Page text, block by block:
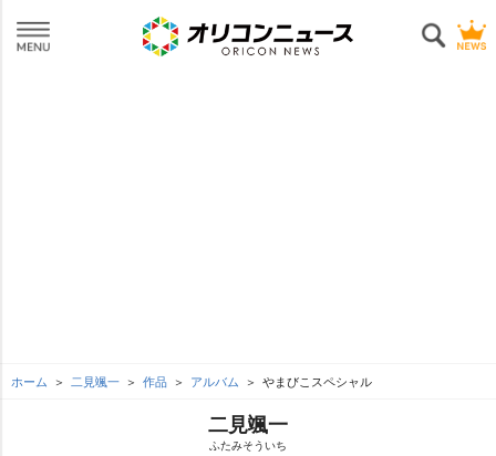
ホーム 二見颯一 作品 アルバム まびこスペシャル
二見颯一
ふたみそういち